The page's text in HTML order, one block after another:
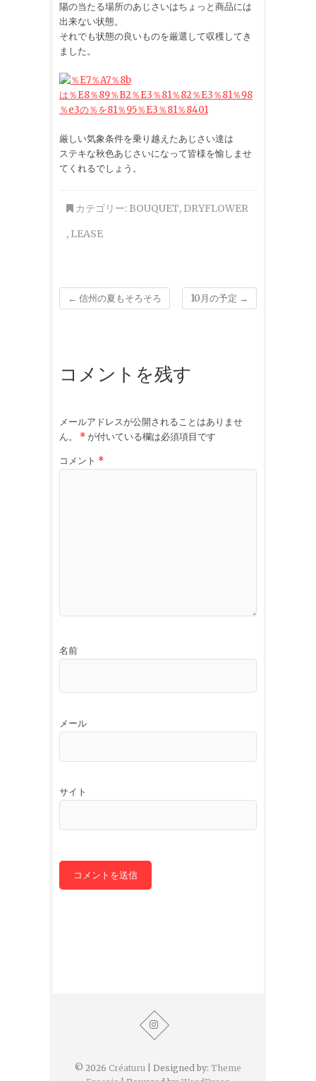
陽の当たる場所のあじさいはちょっと商品には
出来ない状態。
それでも状態の良いものを厳選して収穫してき
ました。
厳しい気象条件を乗り越えたあじさい達は
ステキな秋色あじさいになって皆様を愉しませ
てくれるでしょう。
カテゴリー: BOUQUET, DRYFLOWER
, LEASE
← 信州の夏もそろそろ 10月の予定 →
コメントを残す
メールアドレスが公開されることはありませ
ん。
*が付いている欄は必須項目です
コメント *
名前
メール
サイト
© 2026 Créaturu | Designed by: Theme